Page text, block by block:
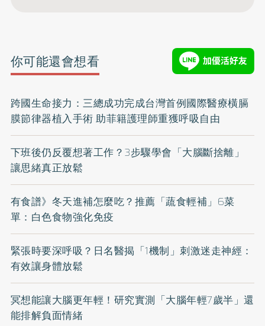
你可能還會想看
跨國生命接力：三總成功完成台灣首例國際醫療橫膈
膜節律器植入手術 助菲籍護理師重獲呼吸自由
下班後仍反覆想著工作？3步驟學會「大腦斷捨離」
讓思緒真正放鬆
有食譜》冬天進補怎麼吃？推薦「蔬食輕補」6菜
單：白色食物強化免疫
緊張時要深呼吸？日名醫揭「1機制」刺激迷走神經：
有效讓身體放鬆
冥想能讓大腦更年輕！研究實測「大腦年輕7歲半」還
能排解負面情緒